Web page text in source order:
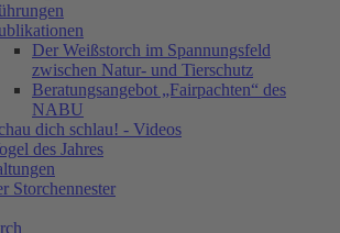
Der Weißstorch im Spannungsfeld
zwischen Natur- und Tierschutz
Beratungsangebot „Fairpachten“ des
NABU
dich schlau! - Videos
des Jahres
Storchennester